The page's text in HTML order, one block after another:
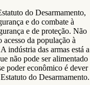
do Desarmamento,
e do combate à
e de proteção. Não
da população à
indústria das armas está a
não pode ser alimentado
poder econômico é dever
do Desarmamento.